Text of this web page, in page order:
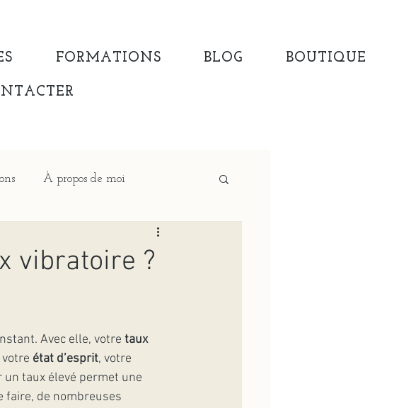
FORMATIONS BLOG BOUTIQUE
À propos de moi
vibratoire ?
Avec elle, votre taux
état d’esprit, votre
taux élevé permet une
faire, de nombreuses